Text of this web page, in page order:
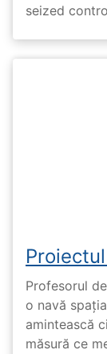
seized
Profesorul
o navă
amintească
măsură ce